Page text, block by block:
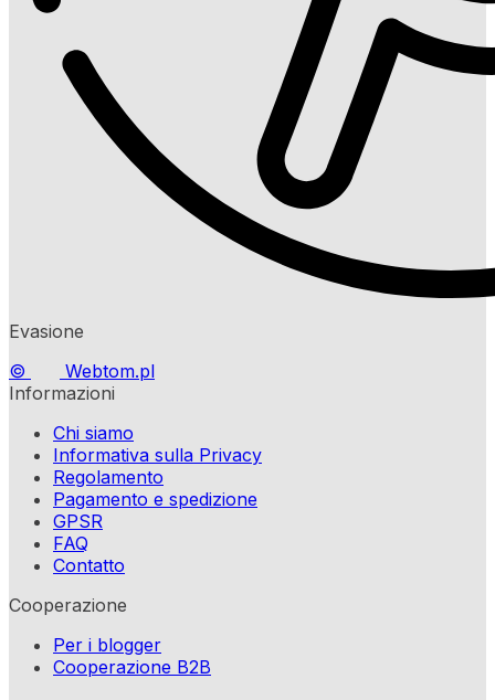
Evasione
©
Webtom.pl
Informazioni
Chi siamo
Informativa sulla Privacy
Regolamento
Pagamento e spedizione
GPSR
FAQ
Contatto
Cooperazione
Per i blogger
Cooperazione B2B